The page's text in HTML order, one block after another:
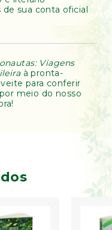
sua conta oficial
Viagens
à pronta-
para conferir
meio do nosso